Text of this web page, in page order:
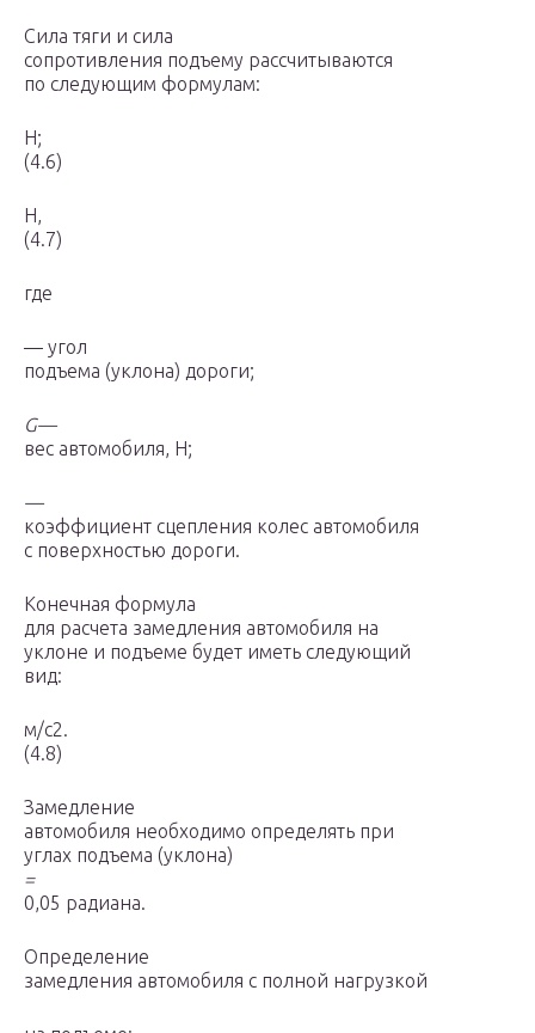
Сила тяги и сила
сопротивления подъему рассчитываются
по следующим формулам:
Н;
(4.6)
Н,
(4.7)
где
— угол
подъема (уклона) дороги;
G—
вес автомобиля, Н;
—
коэффициент сцепления колес автомобиля
с поверх­ностью дороги.
Конечная формула
для расчета замедления автомобиля на
уклоне и подъеме будет иметь следующий
вид:
м/с2.
(4.8)
Замедление
автомобиля необходимо определять при
углах подъема (уклона)
=
0,05 радиана.
Определение
замедления автомобиля с полной нагрузкой